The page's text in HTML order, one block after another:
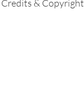
Credits & Copyright